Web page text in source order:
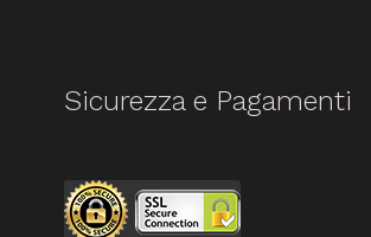
Sicurezza e Pagamenti